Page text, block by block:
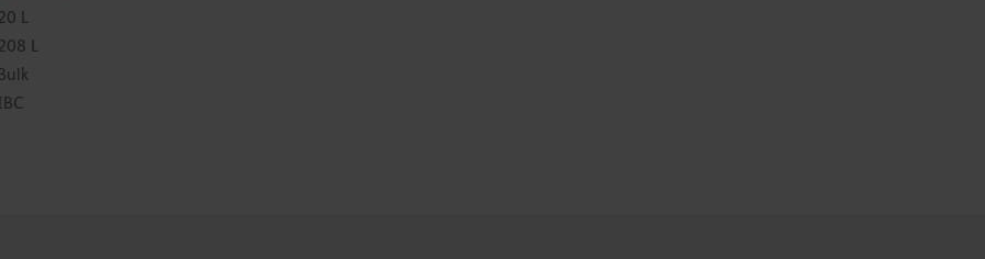
L
L
Bulk